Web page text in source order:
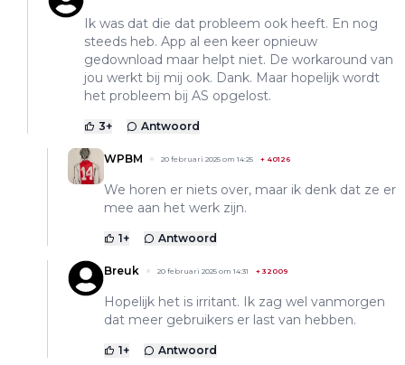
Ik was dat die dat probleem ook heeft. En nog
steeds heb. App al een keer opnieuw
gedownload maar helpt niet. De workaround van
jou werkt bij mij ook. Dank. Maar hopelijk wordt
het probleem bij AS opgelost.
3+ Antwoord
WPBM 20 februari 2025 om 14:25 + 40126
We horen er niets over, maar ik denk dat ze er
mee aan het werk zijn.
1+ Antwoord
Breuk 20 februari 2025 om 14:31 + 32009
Hopelijk het is irritant. Ik zag wel vanmorgen
dat meer gebruikers er last van hebben.
1+ Antwoord